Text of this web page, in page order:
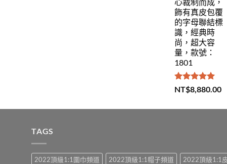
飾有真皮包覆
的字母聯結標
識，經典時
尚，超大容
量，款號：
1801
評分 5.00
滿分 5
NT$8,880.00
TAGS
2022頂級1:1圍巾頻道 2022頂級1:1帽子頻道 2022頂級1:1